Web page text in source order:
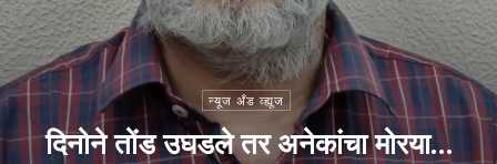
न्यूज अँड व्ह्यूज
दिनोने तोंड उघडले तर अनेकांचा मोरया…